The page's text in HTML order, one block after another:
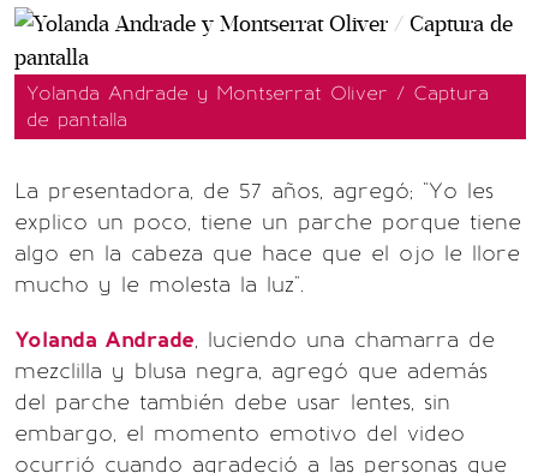
Yolanda Andrade y Montserrat Oliver / Captura
de pantalla
La presentadora, de 57 años, agregó; "Yo les
explico un poco, tiene un parche porque tiene
algo en la cabeza que hace que el ojo le llore
mucho y le molesta la luz".
Yolanda Andrade, luciendo una chamarra de
mezclilla y blusa negra, agregó que además
del parche también debe usar lentes, sin
embargo, el momento emotivo del video
ocurrió cuando agradeció a las personas que